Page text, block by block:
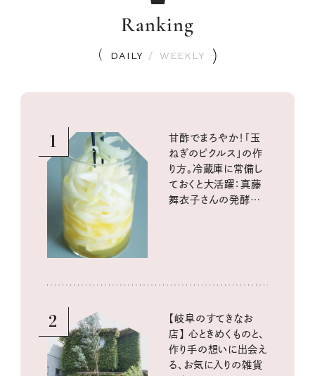
Ranking
DAILY / WEEKLY
1
甘酢でまろやか！「玉
ねぎのピクルス」の作
り方。冷蔵庫に常備し
ておくと大活躍：真藤
舞衣子さんの発酵と
2
【岐阜のすてきなお
店】 心ときめくものと、
作り手の想いに出会え
る、お気に入りの雑貨